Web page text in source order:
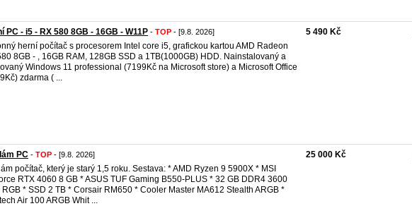
PC - i5 - RX 580 8GB - 16GB - W11P - TOP - [9.8. 2026]
herní počítač s procesorem Intel core i5, grafickou kartou AMD Radeon
8GB - , 16GB RAM, 128GB SSD a 1TB(1000GB) HDD. Nainstalovaný a
Windows 11 professional (7199Kč na Microsoft store) a Microsoft Office
zdarma ( ...
5 490 Kč
PC - TOP - [9.8. 2026]
počítač, který je starý 1,5 roku. Sestava: * AMD Ryzen 9 5900X * MSI
RTX 4060 8 GB * ASUS TUF Gaming B550-PLUS * 32 GB DDR4 3600
RGB * SSD 2 TB * Corsair RM650 * Cooler Master MA612 Stealth ARGB *
Air 100 ARGB Whit ...
25 000 Kč